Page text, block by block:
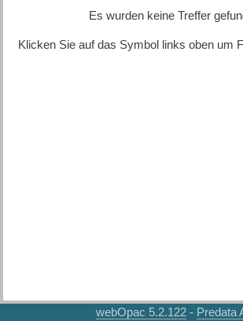
Es wurden keine Treffer
Klicken Sie auf das Symbol links oben um
webOpac 5.2.122 - Predata